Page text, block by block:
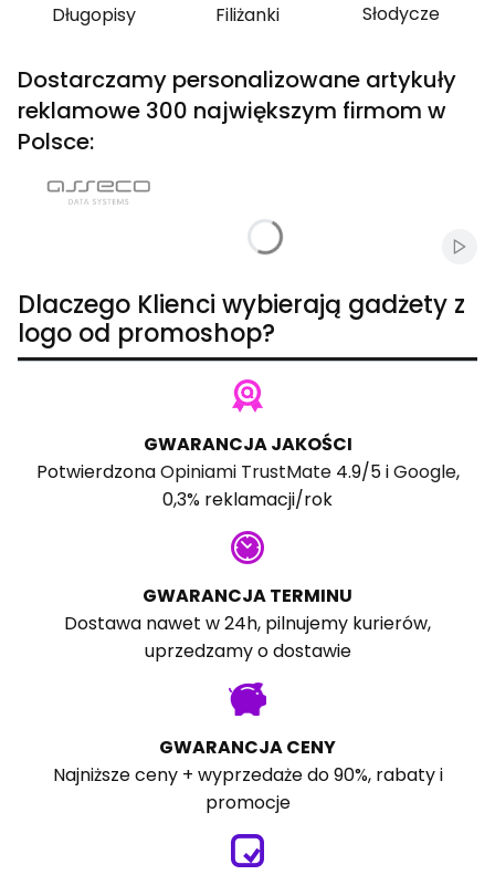
Długopisy Filiżanki Słodycze
Dostarczamy personalizowane artykuły
reklamowe 300 największym firmom w
Polsce:
Dlaczego Klienci wybierają gadżety z
logo od promoshop?
GWARANCJA JAKOŚCI
PotwierdzonaOpiniami TrustMate4.9/5 iGoogle,
0,3% reklamacji/rok
GWARANCJA TERMINU
Dostawa nawet w 24h, pilnujemy kurierów,
uprzedzamy o dostawie
GWARANCJA CENY
Najniższe ceny + wyprzedaże do 90%, rabaty i
promocje